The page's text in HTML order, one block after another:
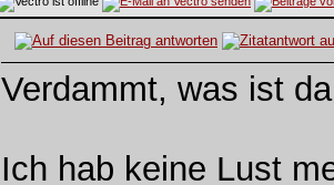
Verdammt, was ist
Ich hab keine Lust